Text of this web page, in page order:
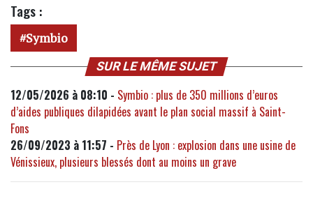
Tags :
Symbio
SUR LE MÊME SUJET
12/05/2026 à 08:10 - Symbio : plus de 350 millions d’euros
d’aides publiques dilapidées avant le plan social massif à Saint-
Fons
26/09/2023 à 11:57 - Près de Lyon : explosion dans une usine de
Vénissieux, plusieurs blessés dont au moins un grave